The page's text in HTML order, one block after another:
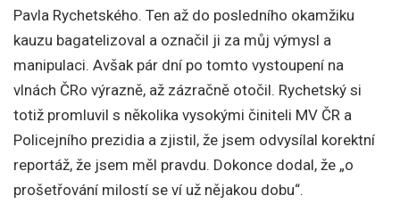
Pavla Rychetského. Ten až do posledního okamžiku
kauzu bagatelizoval a označil ji za můj výmysl a
manipulaci. Avšak pár dní po tomto vystoupení na
vlnách ČRo výrazně, až zázračně otočil. Rychetský si
totiž promluvil s několika vysokými činiteli MV ČR a
Policejního prezidia a zjistil, že jsem odvysílal korektní
reportáž, že jsem měl pravdu. Dokonce dodal, že „o
prošetřování milostí se ví už nějakou dobu“.